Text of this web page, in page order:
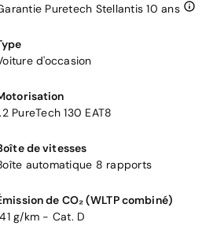
Puretech Stellantis 10 ans
d'occasion
PureTech 130 EAT8
de vitesses
automatique 8 rapports
de CO₂ (WLTP combiné)
g/km - Cat. D